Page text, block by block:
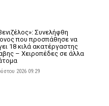
Συνελήφθη
που προσπάθησε να
18 κιλά ακατέργαστης
– Χειροπέδες σε άλλα
2026 09:29